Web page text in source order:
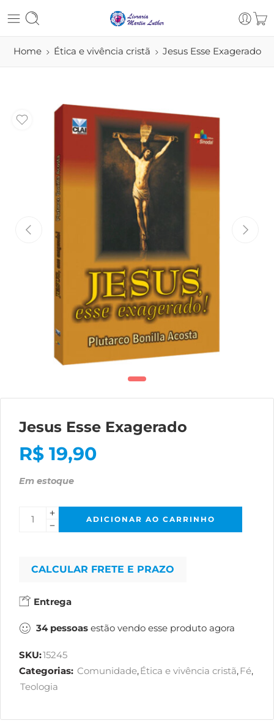
Home Ética e vivência cristã Jesus Esse Exagerado
Jesus Esse Exagerado
R$ 19,90
Em estoque
ADICIONAR AO CARRINHO
CALCULAR FRETE E PRAZO
Entrega
34 pessoas estão vendo esse produto agora
SKU:15245
Categorias: Comunidade,Ética e vivência cristã,Fé,
Teologia